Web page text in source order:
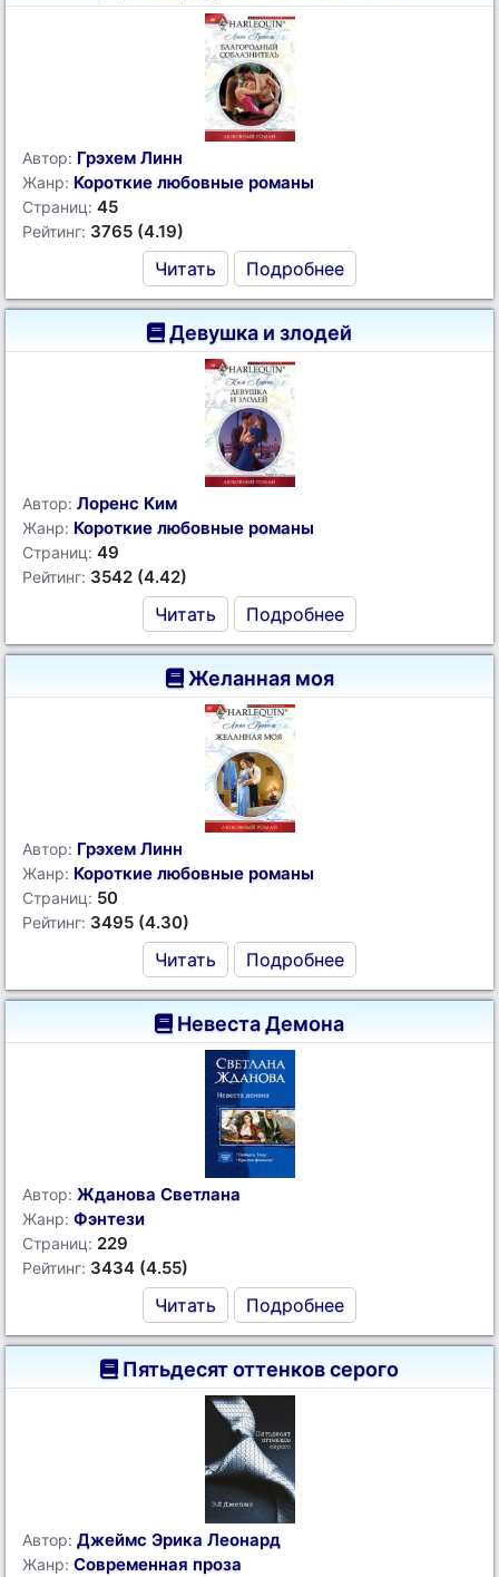
Автор: Грэхем Линн
Жанр: Короткие любовные романы
Страниц: 45
Рейтинг: 3765 (4.19)
Читать Подробнее
Девушка и злодей
Автор: Лоренс Ким
Жанр: Короткие любовные романы
Страниц: 49
Рейтинг: 3542 (4.42)
Читать Подробнее
Желанная моя
Автор: Грэхем Линн
Жанр: Короткие любовные романы
Страниц: 50
Рейтинг: 3495 (4.30)
Читать Подробнее
Невеста Демона
Автор: Жданова Светлана
Жанр: Фэнтези
Страниц: 229
Рейтинг: 3434 (4.55)
Читать Подробнее
Пятьдесят оттенков серого
Автор: Джеймс Эрика Леонард
Жанр: Современная проза